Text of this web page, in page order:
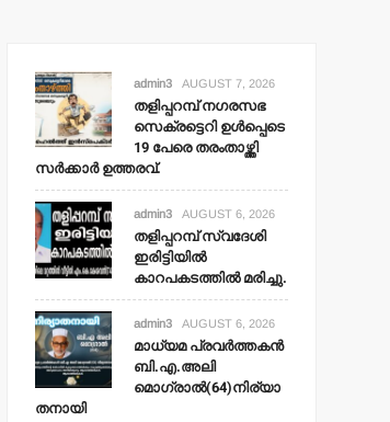
admin3 AUGUST 7, 2026
തളിപ്പറമ്പ് നഗരസഭ
സെക്രട്ടെറി ഉള്‍പ്പെടെ
19 പേരെ തരംതാഴ്ത്തി
സര്‍ക്കാര്‍ ഉത്തരവ്.
admin3 AUGUST 6, 2026
തളിപ്പറമ്പ് സ്വദേശി
ഇരിട്ടിയില്‍
കാറപകടത്തില്‍ മരിച്ചു.
admin3 AUGUST 6, 2026
മാധ്യമ പ്രവര്‍ത്തകന്‍
ബി.എ.അലി
മൊഗ്രാല്‍(64)നിര്യാ
തനായി